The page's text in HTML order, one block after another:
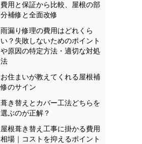
費用と保証から比較、屋根の部
分補修と全面改修
雨漏り修理の費用はどれくら
い？失敗しないためのポイント
や原因の特定方法・適切な対処
法
お住まいが教えてくれる屋根補
修のサイン
葺き替えとカバー工法どちらを
選ぶのが正解？
屋根葺き替え工事に掛かる費用
相場｜コストを抑えるポイント